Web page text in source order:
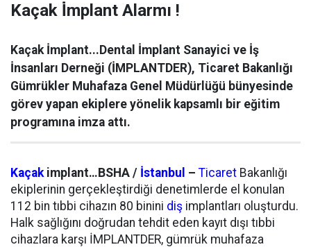
Kaçak İ̇mplant Alarmı !
Kaçak İmplant...Dental İmplant Sanayici ve İş
İnsanları Derneği (İMPLANTDER), Ticaret Bakanlığı
Gümrükler Muhafaza Genel Müdürlüğü bünyesinde
görev yapan ekiplere yönelik kapsamlı bir eğitim
programına imza attı.
Kaçakimplant…BSHA / İstanbul – Ticaret Bakanlığı
ekiplerinin gerçekleştirdiği denetimlerde el konulan
112 bin tıbbi cihazın 80 binini diş implantları oluşturdu.
Halk sağlığını doğrudan tehdit eden kayıt dışı tıbbi
cihazlara karşı İMPLANTDER, gümrük muhafaza